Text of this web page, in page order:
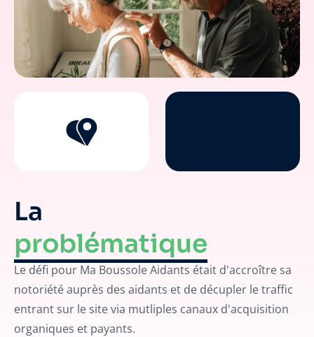
La
problématique
Le défi pour Ma Boussole Aidants était d'accroître sa
notoriété auprès des aidants et de décupler le traffic
entrant sur le site via mutliples canaux d'acquisition
organiques et payants.